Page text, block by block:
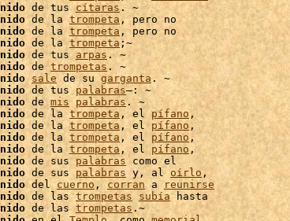
de tus cítaras. ~
de la trompeta , pero no
de la trompeta , pero no
de la trompeta ;~
de tus arpas . ~
de trompetas . ~
sale de su garganta
de tus palabras–: ~
de mis palabras. ~
de la trompeta, el pífano ,
de la trompeta , el pífano ,
de la trompeta , el pífano ,
de la trompeta , el pífano ,
de sus palabras como el
de sus palabras y, al oírlo ,
del cuerno , corran a
reunirse
de las trompetas subía
de las trompetas .~